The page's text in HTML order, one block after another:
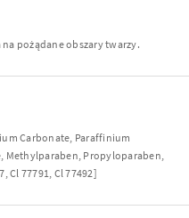
pożądane obszary twarzy.
Carbonate, Paraffinium
Methylparaben, Propyloparaben,
Cl 77791, Cl 77492]